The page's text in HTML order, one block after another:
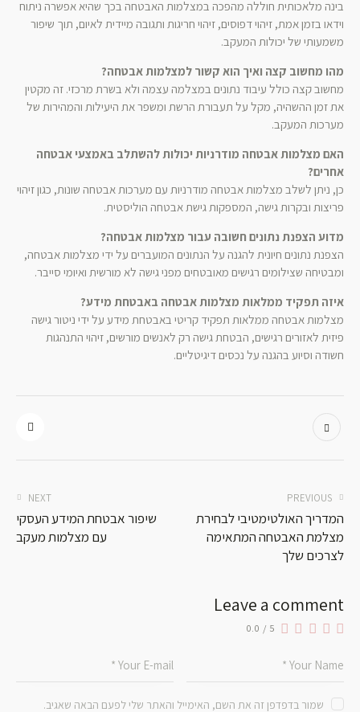
בינה מלאכותית חוללה מהפכה במצלמות האבטחה בכך שהיא אפשרה ניתוח
וידאו בזמן אמת, זיהוי דפוסים, זיהוי חריגות ותגובה מיידית לאיום, תוך שיפור
משמעותי של יכולות המעקב.
מהו מחשוב קצה ואיך הוא קשור למצלמות אבטחה?
מחשוב קצה כולל עיבוד נתונים במצלמה עצמה ולא בשרת מרכזי. זה מקטין
את זמן ההשהיה, מקל על תעבורת הרשת ומשפר את היעילות והמהירות של
מערכות המעקב.
האם מצלמות אבטחה מודרניות יכולות להשתלב באמצעי אבטחה
אחרים?
כן, ניתן לשלב מצלמות אבטחה מודרניות עם מערכות אבטחה שונות, כגון זיהוי
פריצות ובקרות גישה, המספקות גישת אבטחה הוליסטית.
מדוע הצפנת נתונים חשובה עבור מצלמות אבטחה?
הצפנת נתונים חיונית להגנה על הנתונים המועברים על ידי מצלמות אבטחה,
ומבטיחה שצילומים רגישים מאובטחים מפני גישה לא מורשית ואיומי סייבר.
איזה תפקיד ממלאות מצלמות אבטחה באבטחת מידע?
מצלמות אבטחה ממלאות תפקיד קריטי באבטחת מידע על ידי ניטור גישה
פיזית לאזורים רגישים, הבטחת גישה רק לאנשים מורשים, זיהוי התנהגות
חשודה וסיוע בהגנה על נכסים דיגיטליים.
PREVIOUS
המדריך האולטימטיבי לבחירת
מצלמת האבטחה המתאימה
לצרכים שלך
NEXT
שיפור אבטחת המידע העסקי
עם מצלמות מעקב
Leave a comment
0.0 / 5
שמור בדפדפן זה את השם, האימייל והאתר שלי לפעם הבאה שאגיב.